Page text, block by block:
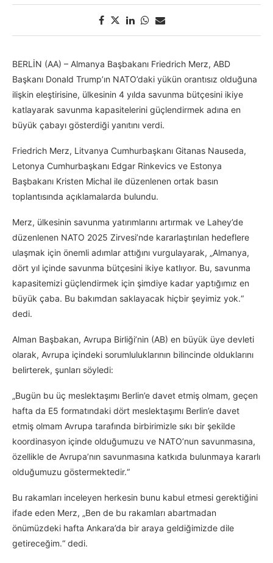
BERLİN (AA) – Almanya Başbakanı Friedrich Merz, ABD
Başkanı Donald Trump’ın NATO’daki yükün orantısız olduğuna
ilişkin eleştirisine, ülkesinin 4 yılda savunma bütçesini ikiye
katlayarak savunma kapasitelerini güçlendirmek adına en
büyük çabayı gösterdiği yanıtını verdi.
Friedrich Merz, Litvanya Cumhurbaşkanı Gitanas Nauseda,
Letonya Cumhurbaşkanı Edgar Rinkevics ve Estonya
Başbakanı Kristen Michal ile düzenlenen ortak basın
toplantısında açıklamalarda bulundu.
Merz, ülkesinin savunma yatırımlarını artırmak ve Lahey’de
düzenlenen NATO 2025 Zirvesi’nde kararlaştırılan hedeflere
ulaşmak için önemli adımlar attığını vurgulayarak, „Almanya,
dört yıl içinde savunma bütçesini ikiye katlıyor. Bu, savunma
kapasitemizi güçlendirmek için şimdiye kadar yaptığımız en
büyük çaba. Bu bakımdan saklayacak hiçbir şeyimiz yok.“
dedi.
Alman Başbakan, Avrupa Birliği’nin (AB) en büyük üye devleti
olarak, Avrupa içindeki sorumluluklarının bilincinde olduklarını
belirterek, şunları söyledi:
„Bugün bu üç meslektaşımı Berlin’e davet etmiş olmam, geçen
hafta da E5 formatındaki dört meslektaşımı Berlin’e davet
etmiş olmam Avrupa tarafında birbirimizle sıkı bir şekilde
koordinasyon içinde olduğumuzu ve NATO’nun savunmasına,
özellikle de Avrupa’nın savunmasına katkıda bulunmaya kararlı
olduğumuzu göstermektedir.“
Bu rakamları inceleyen herkesin bunu kabul etmesi gerektiğini
ifade eden Merz, „Ben de bu rakamları abartmadan
önümüzdeki hafta Ankara’da bir araya geldiğimizde dile
getireceğim.“ dedi.